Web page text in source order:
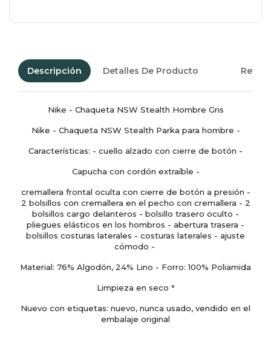
Descripción Detalles De Producto
Nike - Chaqueta NSW Stealth Hombre Gris
Nike - Chaqueta NSW Stealth Parka para hombre -
Características: - cuello alzado con cierre de botón -
Capucha con cordón extraíble -
cremallera frontal oculta con cierre de botón a presión -
2 bolsillos con cremallera en el pecho con cremallera - 2
bolsillos cargo delanteros - bolsillo trasero oculto -
pliegues elásticos en los hombros - abertura trasera -
bolsillos costuras laterales - costuras laterales - ajuste
cómodo -
Material: 76% Algodón, 24% Lino - Forro: 100% Poliamida
Limpieza en seco °
Nuevo con etiquetas: nuevo, nunca usado, vendido en el
embalaje original